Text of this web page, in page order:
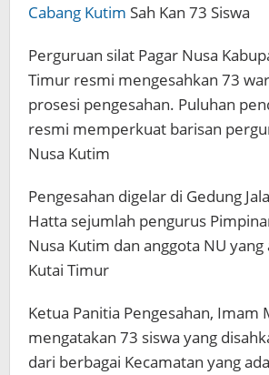
Cabang Kutim Sah Kan 73 Siswa
Perguruan silat Pagar Nusa
Timur resmi mengesahkan 73
prosesi pengesahan. Puluhan
resmi memperkuat barisan
Nusa Kutim
Pengesahan digelar di Gedung
Hatta sejumlah pengurus
Nusa Kutim dan anggota NU yang
Kutai Timur
Ketua Panitia Pengesahan, Imam
mengatakan 73 siswa yang
dari berbagai Kecamatan yang